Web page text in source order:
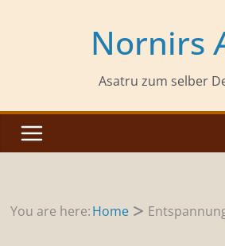
Nornirs
Asatru zum selber
You are here:Home